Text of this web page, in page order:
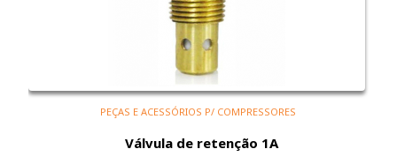
PEÇAS E ACESSÓRIOS P/ COMPRESSORES
Válvula de retenção 1A